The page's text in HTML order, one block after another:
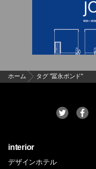
ホーム タグ "冨永ボンド"
interior
デザインホテル